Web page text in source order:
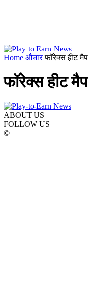
Home औजार फॉरेक्स हीट मैप
फॉरेक्स हीट मैप
ABOUT US
FOLLOW US
©